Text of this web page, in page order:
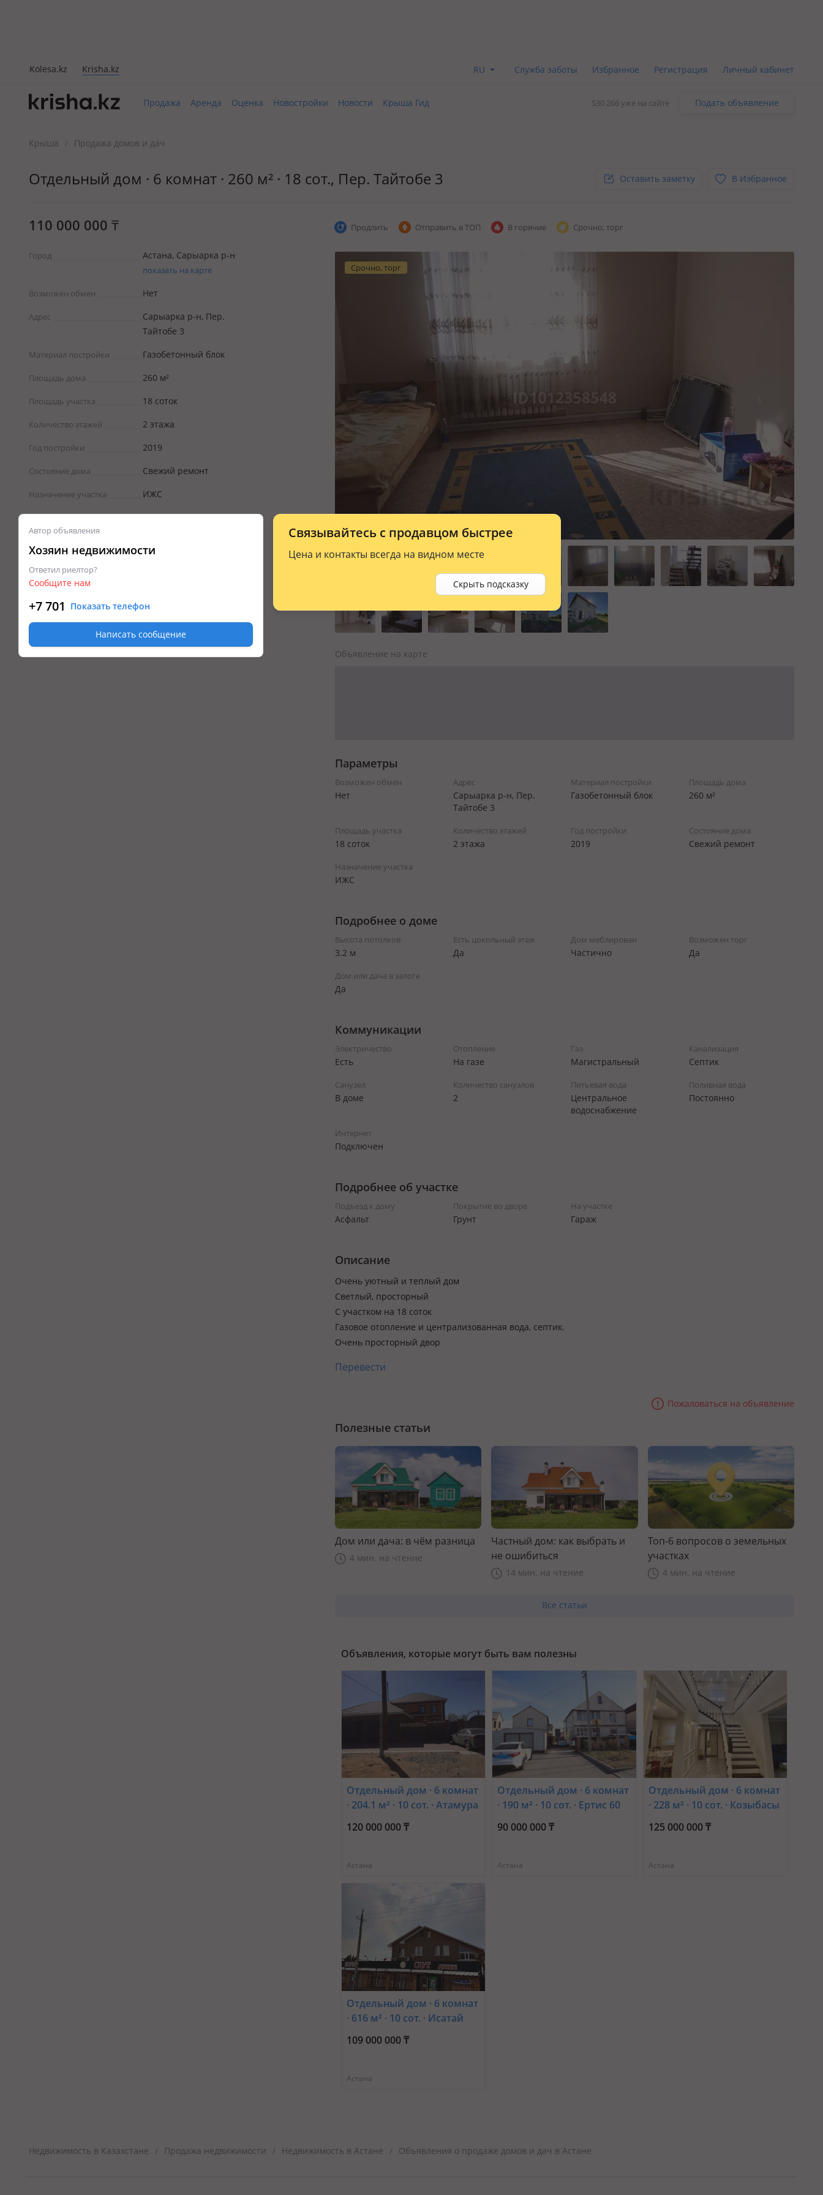
Kolesa.kz Krisha.kz RU Служба заботы Избранное Регистрация Личный кабинет
Продажа Аренда Оценка Новостройки Новости Крыша Гид 530 266 уже на сайте Подать объявление
Крыша / Продажа домов и дач
Отдельный дом · 6 комнат · 260 м² · 18 сот., Пер. Тайтобе 3 Оставить заметку В Избранное
110 000 000 ₸
Город Астана, Сарыарка р-н
показать на карте
Возможен обмен Нет
Адрес
Сарыарка р-н, Пер.
Тайтобе 3
Материал постройки Газобетонный блок
Площадь дома 260 м²
Площадь участка 18 соток
Количество этажей 2 этажа
Год постройки 2019
Состояние дома Свежий ремонт
Назначение участка ИЖС
Связывайтесь с продавцом быстрее
Цена и контакты всегда на видном месте
Скрыть подсказку
Автор объявления
Хозяин недвижимости
Ответил риелтор?
Сообщите нам
+7 701 Показать телефон
Написать сообщение
Продлить Отправить в ТОП В горячие Срочно, торг
Срочно, торг
Объявление на карте
Параметры
Возможен обмен
Нет
Адрес
Сарыарка р-н, Пер.
Тайтобе 3
Материал постройки
Газобетонный блок
Площадь дома
260 м²
Площадь участка
18 соток
Количество этажей
2 этажа
Год постройки
2019
Состояние дома
Свежий ремонт
Назначение участка
ИЖС
Подробнее о доме
Высота потолков
3.2 м
Есть цокольный этаж
Да
Дом меблирован
Частично
Возможен торг
Да
Дом или дача в залоге
Да
Коммуникации
Электричество
Есть
Отопление
На газе
Газ
Магистральный
Канализация
Септик
Санузел
В доме
Количество санузлов
2
Питьевая вода
Центральное
водоснабжение
Поливная вода
Постоянно
Интернет
Подключен
Подробнее об участке
Подъезд к дому
Асфальт
Покрытие во дворе
Грунт
На участке
Гараж
Описание
Очень уютный и теплый дом
Светлый, просторный
С участком на 18 соток
Газовое отопление и централизованная вода, септик.
Очень просторный двор
Перевести
Пожаловаться на объявление
Полезные статьи
Дом или дача: в чём разница
4 мин. на чтение
Частный дом: как выбрать и
не ошибиться
14 мин. на чтение
Топ-6 вопросов о земельных
участках
4 мин. на чтение
Все статьи
Объявления, которые могут быть вам полезны
Отдельный дом · 6 комнат
· 204.1 м² · 10 сот. · Атамура
2А
120 000 000 ₸
Астана
Отдельный дом · 6 комнат
· 190 м² · 10 сот. · Ертис 60
— 52 школа, Шакарима,
больница #1
90 000 000 ₸
Астана
Отдельный дом · 6 комнат
· 228 м² · 10 сот. · Козыбасы
21
125 000 000 ₸
Астана
Отдельный дом · 6 комнат
· 616 м² · 10 сот. · Исатай
109 000 000 ₸
Астана
Недвижимость в Казахстане / Продажа недвижимости / Недвижимость в Астане / Объявления о продаже домов и дач в Астане